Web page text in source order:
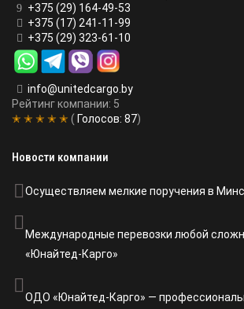
+375 (29) 164-49-53
+375 (17) 241-11-99
+375 (29) 323-61-10
info@unitedcargo.by
Рейтинг компании: 5
✭ ✭ ✭ ✭ ✭ ( Голосов: 87)
Новости компании
Осуществляем мелкие поручения в
Международные перевозки любой
«Юнайтед-Карго»
ОДО «Юнайтед-Карго» —